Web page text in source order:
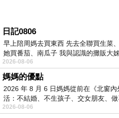
日記0806
早上陪周媽去買東西 先去全聯買生菜
她買番茄、南瓜子 我與認識的攤販大
2026-08-06
媽媽的優點
2026 年 8 月 6 日媽媽從前在《北窗
活：不結婚、不生孩子、交女朋友、
湖⋯⋯，
2026-08-06